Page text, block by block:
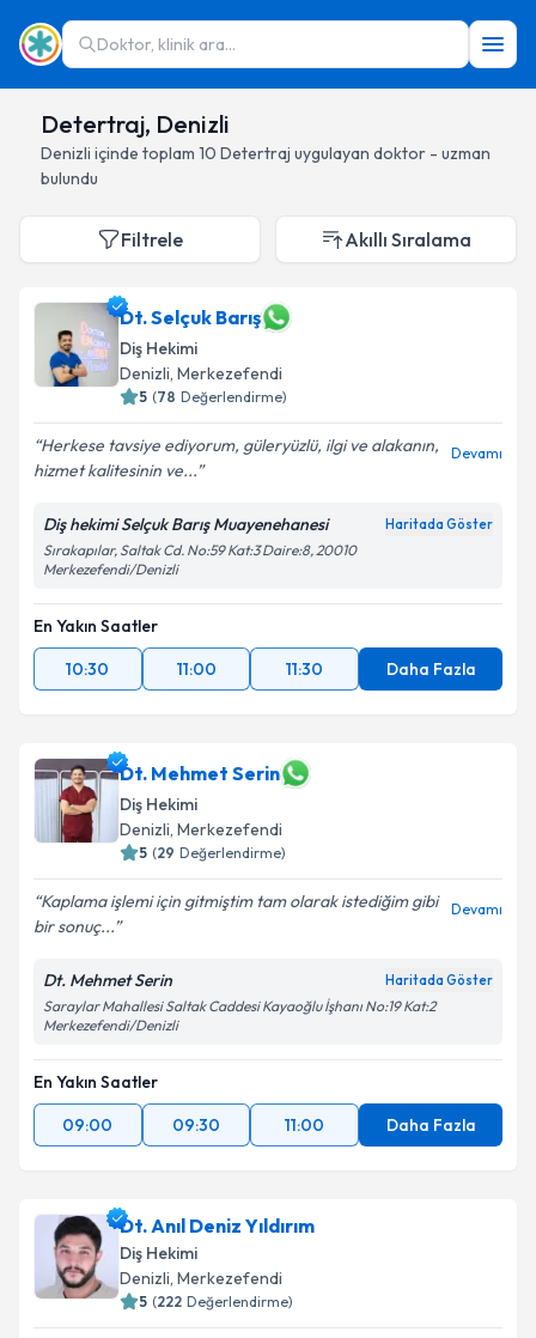
Doktor, klinik ara...
Detertraj, Denizli
Denizli içinde toplam 10 Detertraj uygulayan doktor - uzman
bulundu
Filtrele Akıllı Sıralama
Dt. Selçuk Barış
Diş Hekimi
Denizli, Merkezefendi
5 (78 Değerlendirme)
Herkese tavsiye ediyorum, güleryüzlü, ilgi ve alakanın,
hizmet kalitesinin ve...
Devamı
Diş hekimi Selçuk Barış Muayenehanesi Haritada Göster
Sırakapılar, Saltak Cd. No:59 Kat:3 Daire:8, 20010
Merkezefendi/Denizli
En Yakın Saatler
10:30
11:00 11:30 Daha Fazla
Dt. Mehmet Serin
Diş Hekimi
Denizli, Merkezefendi
5 (29 Değerlendirme)
Kaplama işlemi için gitmiştim tam olarak istediğim gibi
bir sonuç...
Devamı
Dt. Mehmet Serin Haritada Göster
Saraylar Mahallesi Saltak Caddesi Kayaoğlu İşhanı No:19 Kat:2
Merkezefendi/Denizli
En Yakın Saatler
09:00
09:30 11:00 Daha Fazla
Dt. Anıl Deniz Yıldırım
Diş Hekimi
Denizli, Merkezefendi
5 (222 Değerlendirme)